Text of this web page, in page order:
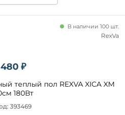
480 ₽
теплый пол REXVA XICA XM
180Вт
В наличии 100 шт.
393469
RexVa